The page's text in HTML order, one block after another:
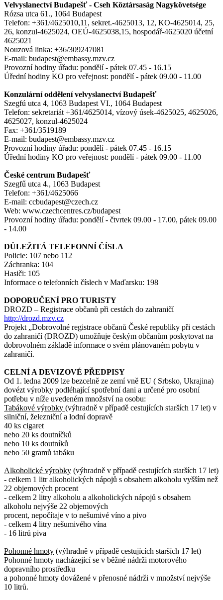
Velvyslanectví Budapešť - Cseh Köztársaság Nagykövetsége
Rózsa utca 61., 1064 Budapest
Telefon: +361/4625010,11, sekret.-4625013, 12, KO-4625014, 25,
26, konzul-4625024, OEÚ-4625038,15, hospodář-4625020 účetní
4625021
Nouzová linka: +36/309247081
E-mail: budapest@embassy.mzv.cz
Provozní hodiny úřadu: pondělí - pátek 07.45 - 16.15
Úřední hodiny KO pro veřejnost: pondělí - pátek 09.00 - 11.00
Konzulární oddělení velvyslanectví Budapešť
Szegfú utca 4, 1063 Budapest VI., 1064 Budapest
Telefon: sekretariát +361/4625014, vízový úsek-4625025, 4625026,
4625027, konzul-4625024
Fax: +361/3519189
E-mail: budapest@embassy.mzv.cz
Provozní hodiny úřadu: pondělí - pátek 07.45 - 16.15
Úřední hodiny KO pro veřejnost: pondělí - pátek 09.00 - 11.00
České centrum Budapešť
Szegfű utca 4., 1063 Budapest
Telefon: +361/4625066
E-mail: ccbudapest@czech.cz
Web: www.czechcentres.cz/budapest
Provozní hodiny úřadu: pondělí - čtvrtek 09.00 - 17.00, pátek 09.00
- 14.00
DŮLEŽITÁ TELEFONNÍ ČÍSLA
Policie: 107 nebo 112
Záchranka: 104
Hasiči: 105
Informace o telefonních číslech v Maďarsku: 198
DOPORUČENÍ PRO TURISTY
DROZD – Registrace občanů při cestách do zahraničí
http://drozd.mzv.cz
Projekt „Dobrovolné registrace občanů České republiky při cestách
do zahraničí (DROZD) umožňuje českým občanům poskytovat na
dobrovolném základě informace o svém plánovaném pobytu v
zahraničí.
CELNÍ A DEVIZOVÉ PŘEDPISY
Od 1. ledna 2009 lze bezcelně ze zemí vně EU ( Srbsko, Ukrajina)
dovézt výrobky podléhající spotřební dani a určené pro osobní
potřebu v níže uvedeném množství na osobu:
Tabákové výrobky (výhradně v případě cestujících starších 17 let) v
silniční, železniční a lodní dopravě
40 ks cigaret
nebo 20 ks doutníčků
nebo 10 ks doutníků
nebo 50 gramů tabáku
Alkoholické výrobky (výhradně v případě cestujících starších 17 let)
- celkem 1 litr alkoholických nápojů s obsahem alkoholu vyšším než
22 objemových procent
- celkem 2 litry alkoholu a alkoholických nápojů s obsahem
alkoholu nejvýše 22 objemových
procent, nepočítaje v to nešumivé víno a pivo
- celkem 4 litry nešumivého vína
- 16 litrů piva
Pohonné hmoty (výhradně v případě cestujících starších 17 let)
Pohonné hmoty nacházející se v běžné nádrži motorového
dopravního prostředku
a pohonné hmoty dovážené v přenosné nádrži v množství nejvýše
10 litrů.